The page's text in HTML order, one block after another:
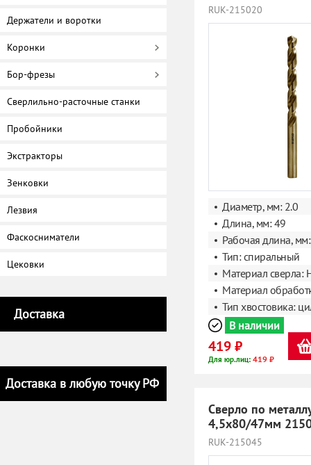
Держатели и воротки
Коронки
Бор-фрезы
Сверлильно-расточные станки
Пробойники
Экстракторы
Зенковки
Лезвия
Фаскосниматели
Цековки
Доставка
Доставка в любую точку РФ
RUK-215020
Диаметр, мм: 2.0
Длина, мм: 49
Рабочая длина,
Тип: спиральный
Материал сверла:
Материал
Тип хвостовика:
В наличии
419 ₽
Для юр.лиц: 419 ₽
Сверло по
4,5х80/47мм
RUK-215045